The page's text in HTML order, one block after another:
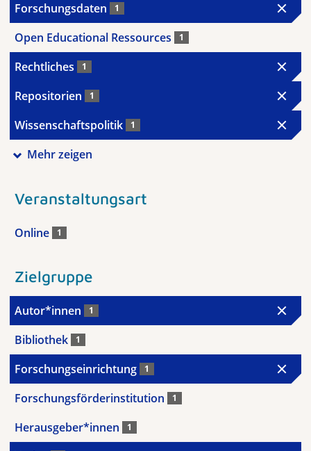
Forschungsdaten 1
Open Educational Ressources 1
Rechtliches 1
Repositorien 1
Wissenschaftspolitik 1
Mehr zeigen
Veranstaltungsart
Online 1
Zielgruppe
Autor*innen 1
Bibliothek 1
Forschungseinrichtung 1
Forschungsförderinstitution 1
Herausgeber*innen 1